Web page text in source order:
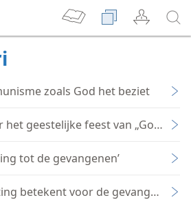
zoals God het beziet
het geestelijke feest van „Gods
tot de gevangenen’
betekent voor de gevangenen